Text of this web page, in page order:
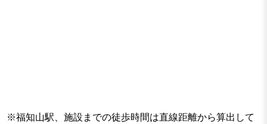
※福知山駅、施設までの徒歩時間は直線距離から算出して